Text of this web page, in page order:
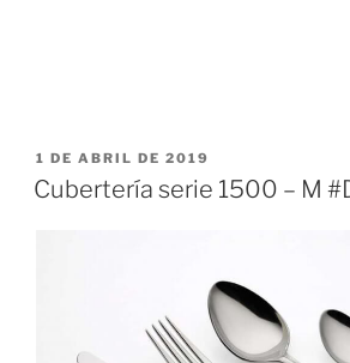
PUBLICADO
EL
1 DE ABRIL DE 2019
Cubertería serie 1500 – M